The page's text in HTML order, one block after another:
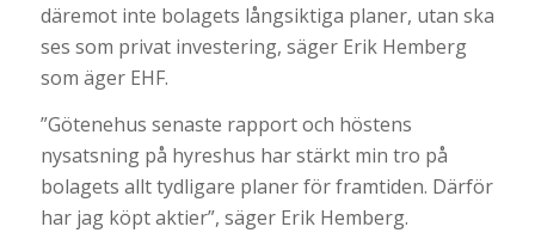
däremot inte bolagets långsiktiga planer, utan ska
ses som privat investering, säger Erik Hemberg
som äger EHF.
”Götenehus senaste rapport och höstens
nysatsning på hyreshus har stärkt min tro på
bolagets allt tydligare planer för framtiden. Därför
har jag köpt aktier”, säger Erik Hemberg.